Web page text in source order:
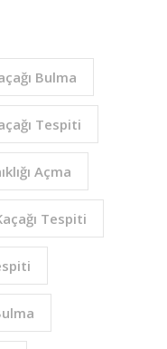
Bulma
Tespiti
Açma
Tespiti